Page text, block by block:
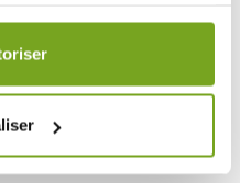
conservé pendant une